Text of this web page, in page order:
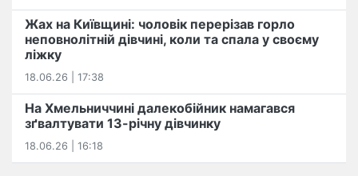
Жах на Київщині: чоловік перерізав горло
неповнолітній дівчині, коли та спала у своєму
ліжку
18.06.26 | 17:38
На Хмельниччині далекобійник намагався
зґвалтувати 13-річну дівчинку
18.06.26 | 16:18